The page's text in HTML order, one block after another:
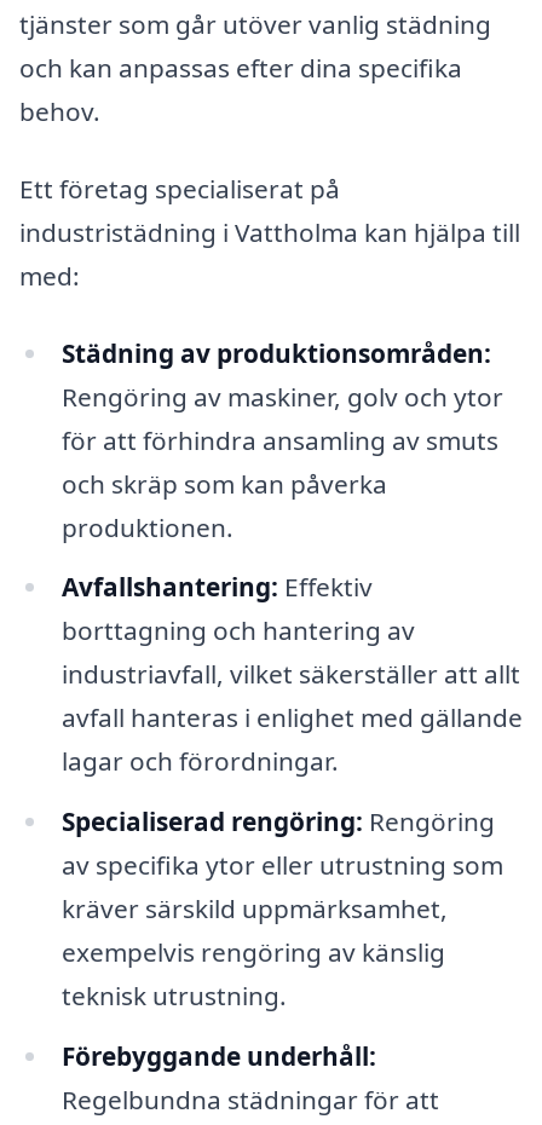
tjänster som går utöver vanlig städning
och kan anpassas efter dina specifika
behov.
Ett företag specialiserat på
industristädning i Vattholma kan hjälpa till
med:
Städning av produktionsområden:
Rengöring av maskiner, golv och ytor
för att förhindra ansamling av smuts
och skräp som kan påverka
produktionen.
Avfallshantering: Effektiv
borttagning och hantering av
industriavfall, vilket säkerställer att allt
avfall hanteras i enlighet med gällande
lagar och förordningar.
Specialiserad rengöring: Rengöring
av specifika ytor eller utrustning som
kräver särskild uppmärksamhet,
exempelvis rengöring av känslig
teknisk utrustning.
Förebyggande underhåll:
Regelbundna städningar för att